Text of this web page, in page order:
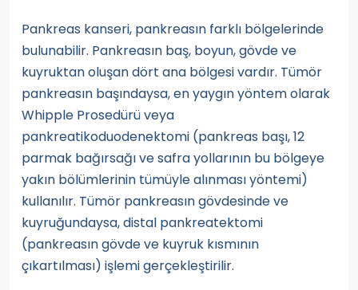
Pankreas kanseri, pankreasın farklı bölgelerinde
bulunabilir. Pankreasın baş, boyun, gövde ve
kuyruktan oluşan dört ana bölgesi vardır. Tümör
pankreasın başındaysa, en yaygın yöntem olarak
Whipple Prosedürü veya
pankreatikoduodenektomi (pankreas başı, 12
parmak bağırsağı ve safra yollarının bu bölgeye
yakın bölümlerinin tümüyle alınması yöntemi)
kullanılır. Tümör pankreasın gövdesinde ve
kuyruğundaysa, distal pankreatektomi
(pankreasın gövde ve kuyruk kısmının
çıkartılması) işlemi gerçekleştirilir.